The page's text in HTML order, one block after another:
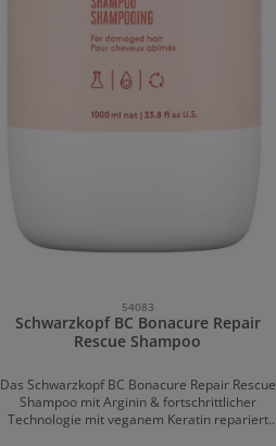
54083
Schwarzkopf BC Bonacure Repair
Rescue Shampoo
Das Schwarzkopf BC Bonacure Repair Rescue
Shampoo mit Arginin & fortschrittlicher
Technologie mit veganem Keratin repariert